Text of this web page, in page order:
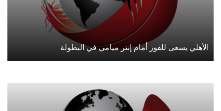
الأهلي يسعى للفوز أمام إنتر ميامي في البطولة